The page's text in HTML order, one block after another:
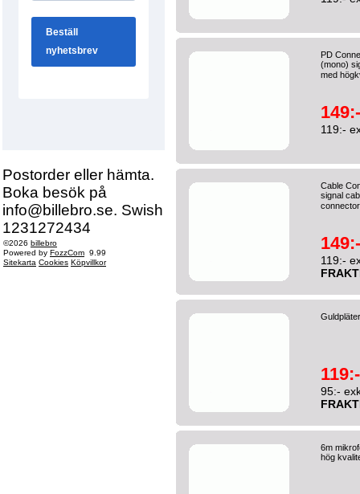
Postorder eller hämta.
Boka besök på
info@billebro.se. Swish
1231272434
©2026 billebro
Powered by FozzCom 9.99
Sitekarta Cookies Köpvillkor
PD
(mono)
med
149:-
119:-
Cable
signal
149:-
119:-
119:-
95:-
6m
hög